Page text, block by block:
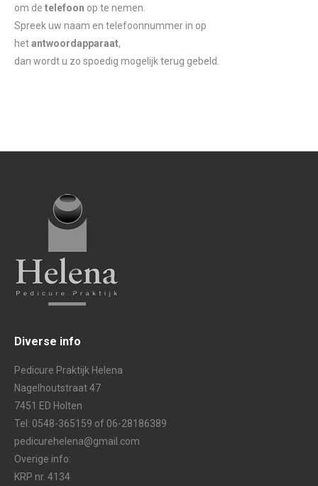
om de telefoon op te nemen.
Spreek uw naam en telefoonnummer in op
hetantwoordapparaat,
dan wordt u zo spoedig mogelijk terug gebeld.
Diverse info
Pedicure Praktijk Helena
Nagelhoutstraat 47
7451 ED Holten
Tel: 0548-365159 of 06-28186389
pedicurehelena@gmail.com
Overige info:
KRP nr. 4134